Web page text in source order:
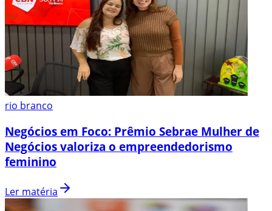
rio branco
Negócios em Foco: Prêmio Sebrae Mulher de
Negócios valoriza o empreendedorismo
feminino
Ler matéria